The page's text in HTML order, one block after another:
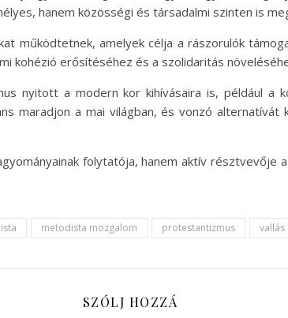
hanem közösségi és társadalmi szinten is
működtetnek, amelyek célja a rászorulók
kohézió erősítéséhez és a szolidaritás
nyitott a modern kor kihívásaira is, például a
maradjon a mai világban, és vonzó alternatívát
folytatója, hanem aktív résztvevője
metodista mozgalom protestantizmus vallás
SZÓLJ HOZZÁ